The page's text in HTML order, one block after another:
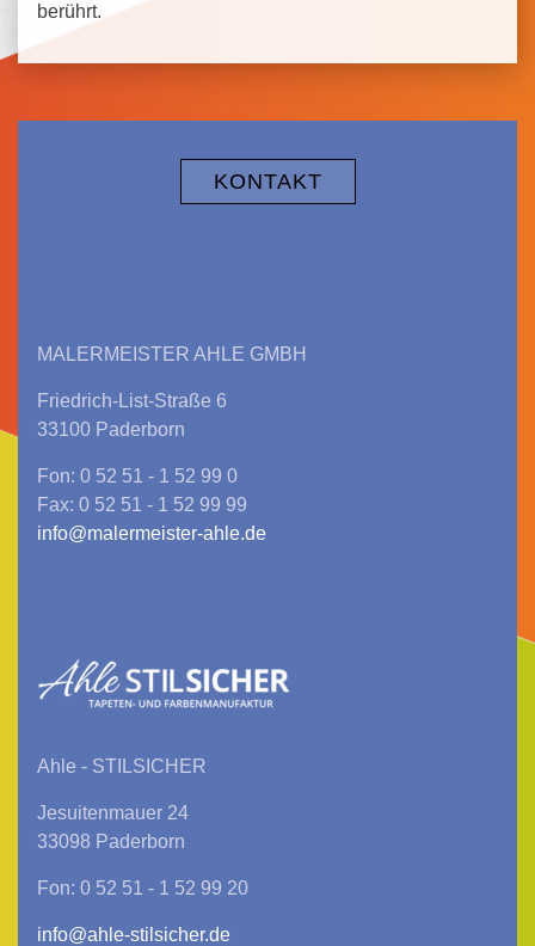
berührt.
KONTAKT
MALERMEISTER AHLE GMBH
Friedrich-List-Straße 6
33100 Paderborn
Fon: 0 52 51 - 1 52 99 0
Fax: 0 52 51 - 1 52 99 99
info@malermeister-ahle.de
Ahle - STILSICHER
Jesuitenmauer 24
33098 Paderborn
Fon: 0 52 51 - 1 52 99 20
info@ahle-stilsicher.de